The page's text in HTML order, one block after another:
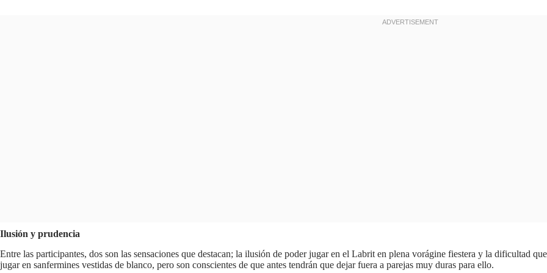
Ilusión y prudencia
Entre las participantes, dos son las sensaciones que destacan; la ilusión de poder jugar en el Labrit en plena vorágine fiestera y la dificultad
jugar en sanfermines vestidas de blanco, pero son conscientes de que antes tendrán que dejar fuera a parejas muy duras para ello.